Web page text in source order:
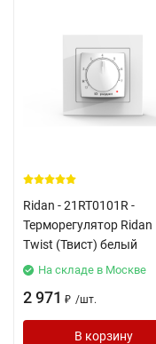
Ridan - 21RT0101R -
Терморегулятор Ridan
Twist (Твист) белый
На складе в Москве
2 971 ₽ /шт.
В корзину